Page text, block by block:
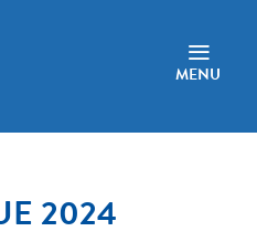
a
MENU
2024